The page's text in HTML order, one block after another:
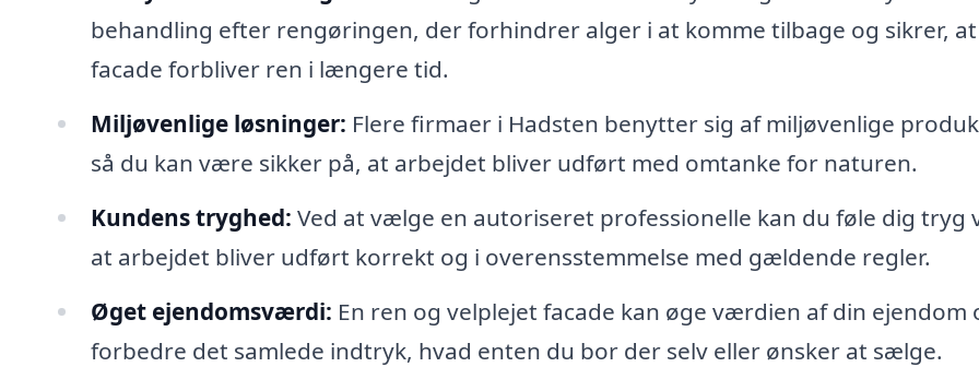
behandling efter rengøringen, der forhindrer alger i at komme tilbage og sikrer,
facade forbliver ren i længere tid.
Miljøvenlige løsninger: Flere firmaer i Hadsten benytter sig af miljøvenlige
så du kan være sikker på, at arbejdet bliver udført med omtanke for naturen.
Kundens tryghed: Ved at vælge en autoriseret professionelle kan du føle dig tryg
at arbejdet bliver udført korrekt og i overensstemmelse med gældende regler.
Øget ejendomsværdi: En ren og velplejet facade kan øge værdien af din ejendom
forbedre det samlede indtryk, hvad enten du bor der selv eller ønsker at sælge.